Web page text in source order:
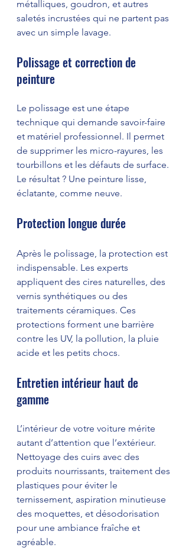
métalliques, goudron, et autres
saletés incrustées qui ne partent pas
avec un simple lavage.
Polissage et correction de
peinture
Le polissage est une étape
technique qui demande savoir-faire
et matériel professionnel. Il permet
de supprimer les micro-rayures, les
tourbillons et les défauts de surface.
Le résultat ? Une peinture lisse,
éclatante, comme neuve.
Protection longue durée
Après le polissage, la protection est
indispensable. Les experts
appliquent des cires naturelles, des
vernis synthétiques ou des
traitements céramiques. Ces
protections forment une barrière
contre les UV, la pollution, la pluie
acide et les petits chocs.
Entretien intérieur haut de
gamme
L’intérieur de votre voiture mérite
autant d’attention que l’extérieur.
Nettoyage des cuirs avec des
produits nourrissants, traitement des
plastiques pour éviter le
ternissement, aspiration minutieuse
des moquettes, et désodorisation
pour une ambiance fraîche et
agréable.